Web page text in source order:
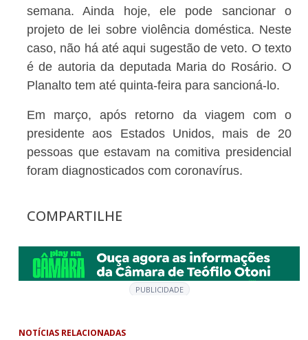
semana. Ainda hoje, ele pode sancionar o
projeto de lei sobre violência doméstica. Neste
caso, não há até aqui sugestão de veto. O texto
é de autoria da deputada Maria do Rosário. O
Planalto tem até quinta-feira para sancioná-lo.
Em março, após retorno da viagem com o
presidente aos Estados Unidos, mais de 20
pessoas que estavam na comitiva presidencial
foram diagnosticados com coronavírus.
COMPARTILHE
PUBLICIDADE
NOTÍCIAS RELACIONADAS